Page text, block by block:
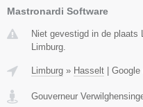
Mastronardi Software
Niet gevestigd in de plaats
Limburg.
Limburg » Hasselt Google
Gouverneur